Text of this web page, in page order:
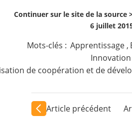
Continuer sur le site de la source
6 juillet
Mots-clés : Apprentissage ,
Innovation
de coopération et de
Article précédent